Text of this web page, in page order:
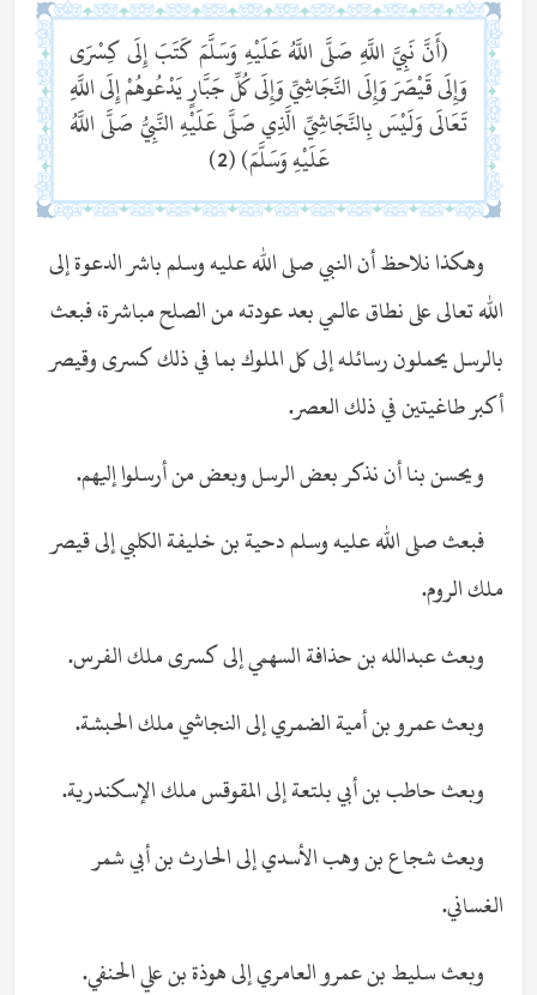
(أَنَّ نَبِيَّ اللَّهِ صَلَّى اللَّهُ عَلَيْهِ وَسَلَّمَ كَتَبَ إِلَى كِسْرَى
وَإِلَى قَيْصَرَ وَإِلَى النَّجَاشِيِّ وَإِلَى كُلِّ جَبَّارٍ يَدْعُوهُمْ إِلَى اللَّهِ
تَعَالَى وَلَيْسَ بِالنَّجَاشِيِّ الَّذِي صَلَّى عَلَيْهِ النَّبِيُّ صَلَّى اللَّهُ
عَلَيْهِ وَسَلَّمَ) (2)
وهكذا نلاحظ أن النبي صلى الله عليه وسلم باشر الدعوة إلى
الله تعالى على نطاق عالمي بعد عودته من الصلح مباشرة، فبعث
بالرسل يحملون رسائله إلى كل الملوك بما في ذلك كسرى وقيصر
أكبر طاغيتين في ذلك العصر.
ويحسن بنا أن نذكر بعض الرسل وبعض من أرسلوا إليهم.
فبعث صلى الله عليه وسلم دحية بن خليفة الكلبي إلى قيصر
ملك الروم.
وبعث عبدالله بن حذافة السهمي إلى كسرى ملك الفرس.
وبعث عمرو بن أمية الضمري إلى النجاشي ملك الحبشة.
وبعث حاطب بن أبي بلتعة إلى المقوقس ملك الإسكندرية.
وبعث شجاع بن وهب الأسدي إلى الحارث بن أبي شمر
الغساني.
وبعث سليط بن عمرو العامري إلى هوذة بن علي الحنفي.